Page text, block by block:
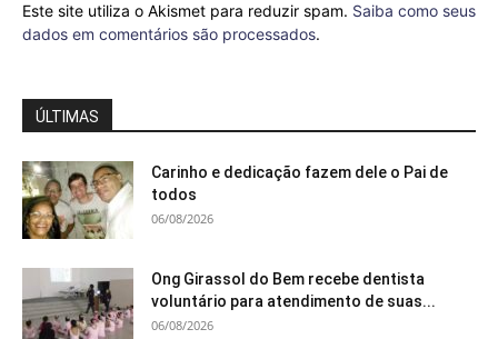
Este site utiliza o Akismet para reduzir spam. Saiba como seus
dados em comentários são processados.
ÚLTIMAS
Carinho e dedicação fazem dele o Pai de
todos
06/08/2026
Ong Girassol do Bem recebe dentista
voluntário para atendimento de suas...
06/08/2026